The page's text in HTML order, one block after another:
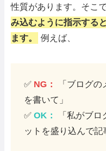
性質があります。そこで
み込むように指示する
ます。
例えば、
✅ NG：
「ブログ
を書いて」
✅OK：
「私がブロ
ットを盛り込んで記